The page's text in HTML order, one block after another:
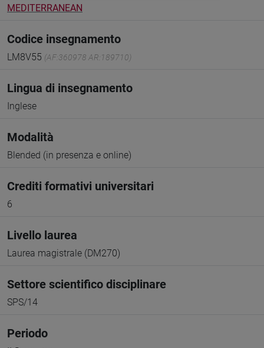
MEDITERRANEAN
Codice insegnamento
LM8V55 (AF:360978 AR:189710)
Lingua di insegnamento
Inglese
Modalità
Blended (in presenza e online)
Crediti formativi universitari
6
Livello laurea
Laurea magistrale (DM270)
Settore scientifico disciplinare
SPS/14
Periodo